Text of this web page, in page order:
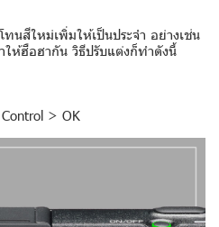
นสีใหม่เพิ่มให้เป็นประจำ อย่างเช่น
ห้ฮือฮากัน วิธีปรับแต่งก็ทำดังนี้
> OK